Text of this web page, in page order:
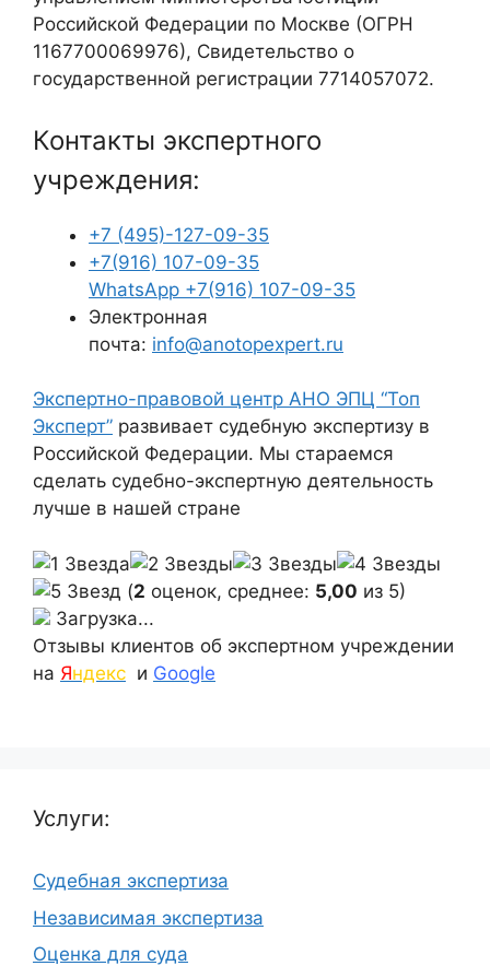
Российской Федерации по Москве (ОГРН
1167700069976), Свидетельство о
государственной регистрации 7714057072.
Контакты экспертного
учреждения:
+7 (495)-127-09-35
+7(916) 107-09-35
WhatsApp +7(916) 107-09-35
Электронная
почта: info@anotopexpert.ru
Экспертно-правовой центр АНО ЭПЦ “Топ
Эксперт” развивает судебную экспертизу в
Российской Федерации. Мы стараемся
сделать судебно-экспертную деятельность
лучше в нашей стране
(2 оценок, среднее: 5,00 из 5)
Загрузка...
Отзывы клиентов об экспертном учреждении
на Яндекс и Google
Услуги:
Судебная экспертиза
Независимая экспертиза
Оценка для суда